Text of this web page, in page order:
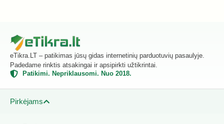
eTikra.LT – patikimas jūsų gidas internetinių parduotuvių pasaulyje.
Padedame rinktis atsakingai ir apsipirkti užtikrintai.
Patikimi. Nepriklausomi. Nuo 2018.
Pirkėjams